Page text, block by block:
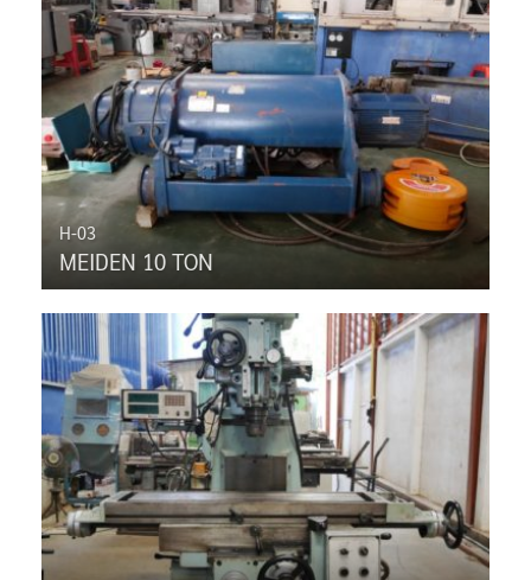
H-03
MEIDEN 10 TON